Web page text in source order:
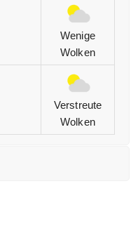
Wenige
Wolken
Verstreute
Wolken